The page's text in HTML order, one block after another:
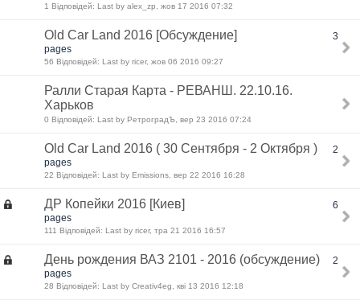
1 Відповідей: Last by alex_zp, жов 17 2016 07:32
Old Car Land 2016 [Обсуждение]
3
pages
56 Відповідей: Last by ricer, жов 06 2016 09:27
Ралли Старая Карта - РЕВАНШ. 22.10.16.
Харьков
0 Відповідей: Last by РетроградЪ, вер 23 2016 07:24
Old Car Land 2016 ( 30 Сентября - 2 Октября )
2
pages
22 Відповідей: Last by Emissions, вер 22 2016 16:28
ДР Копейки 2016 [Киев]
6
pages
111 Відповідей: Last by ricer, тра 21 2016 16:57
День рождения ВАЗ 2101 - 2016 (обсуждение)
2
pages
28 Відповідей: Last by Creativ4eg, кві 13 2016 12:18